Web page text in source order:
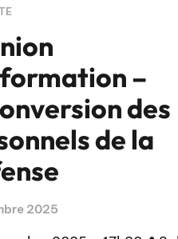
–
des
de la
2025